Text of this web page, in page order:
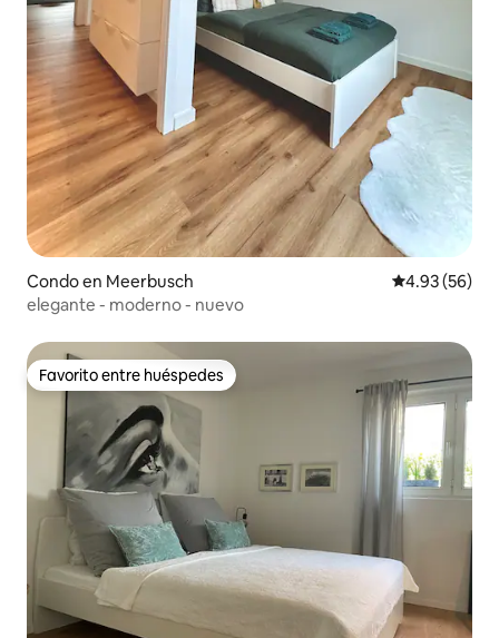
Condo en Meerbusch Calificación
4.93 (56)
elegante - moderno - nuevo
Favorito entre huéspedes
Favorito entre huéspedes